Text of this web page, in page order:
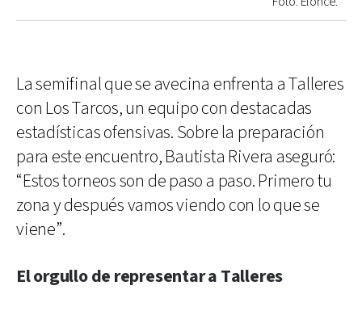
La semifinal que se avecina enfrenta a Talleres
con Los Tarcos, un equipo con destacadas
estadísticas ofensivas. Sobre la preparación
para este encuentro, Bautista Rivera aseguró:
“Estos torneos son de paso a paso. Primero tu
zona y después vamos viendo con lo que se
viene”.
El orgullo de representar a Talleres